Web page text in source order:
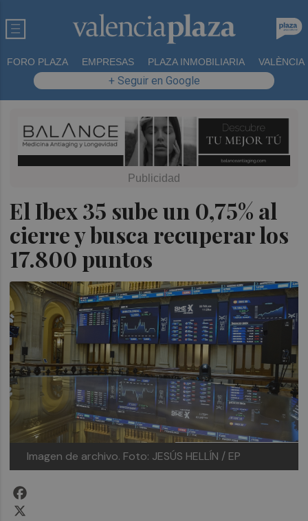
FORO PLAZA EMPRESAS PLAZA INMOBILIARIA VALÈNCIA
+ Seguir en Google
El Ibex 35 sube un 0,75% al
cierre y busca recuperar los
17.800 puntos
Imagen de archivo. Foto: JESÚS HELLÍN / EP